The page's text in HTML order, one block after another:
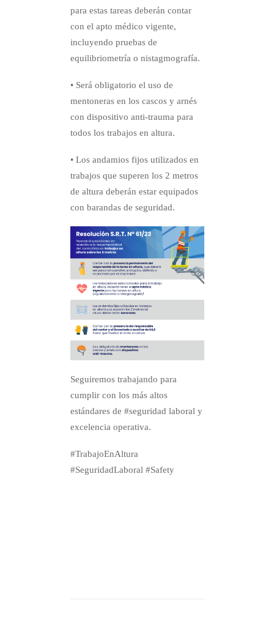
para estas tareas deberán contar
con el apto médico vigente,
incluyendo pruebas de
equilibriometría o nistagmografía.
• Será obligatorio el uso de
mentoneras en los cascos y arnés
con dispositivo anti-trauma para
todos los trabajos en altura.
• Los andamios fijos utilizados en
trabajos que superen los 2 metros
de altura deberán estar equipados
con barandas de seguridad.
Seguiremos trabajando para
cumplir con los más altos
estándares de #seguridad laboral y
excelencia operativa.
#TrabajoEnAltura
#SeguridadLaboral #Safety